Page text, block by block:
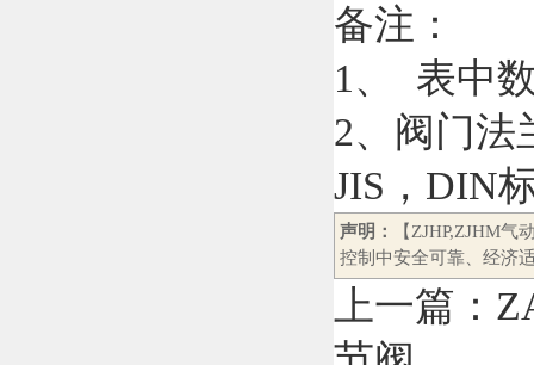
备注：
1、 表中
2、阀门法
JIS，DIN
声明：
【ZJHP,ZJHM
控制中安全可靠、经济
上一篇：